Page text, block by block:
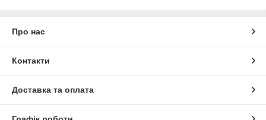
Про нас
Контакти
Доставка та оплата